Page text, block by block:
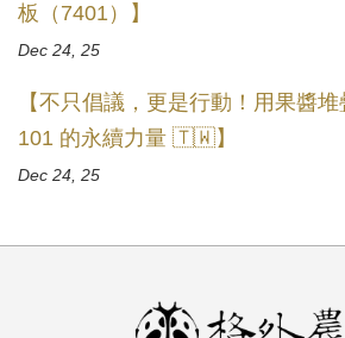
板（7401）】
Dec 24, 25
【不只倡議，更是行動！用果醬
101 的永續力量 🇹🇼】
Dec 24, 25